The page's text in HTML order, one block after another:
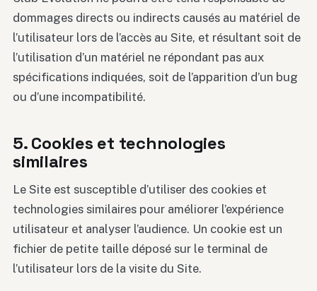
dommages directs ou indirects causés au matériel de
l’utilisateur lors de l’accès au Site, et résultant soit de
l’utilisation d’un matériel ne répondant pas aux
spécifications indiquées, soit de l’apparition d’un bug
ou d’une incompatibilité.
5. Cookies et technologies
similaires
Le Site est susceptible d’utiliser des cookies et
technologies similaires pour améliorer l’expérience
utilisateur et analyser l’audience. Un cookie est un
fichier de petite taille déposé sur le terminal de
l’utilisateur lors de la visite du Site.